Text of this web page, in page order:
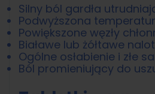
Silny ból gardła
Podwyższona
Powiększone węzły
Białawe lub żółtawe
Ogólne osłabienie i złe
Ból promieniujący do